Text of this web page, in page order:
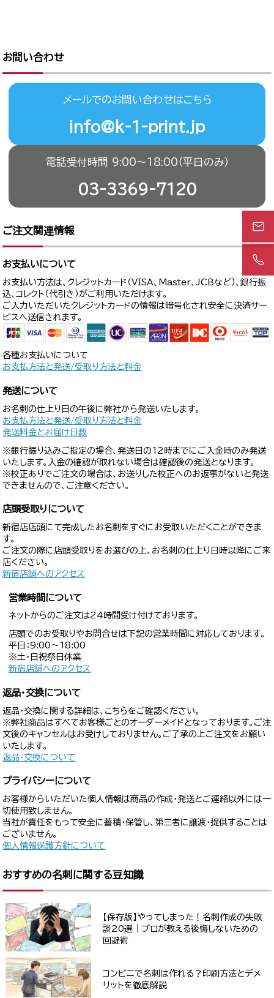
お問い合わせ
メールでのお問い合わせはこちら
info@k-1-print.jp
電話受付時間 9:00〜18:00（平日のみ）
03-3369-7120
ご注文関連情報
お支払いについて
お支払い方法は、クレジットカード（VISA、Master、JCBなど）、銀行振
込、コレクト（代引き）がご利用いただけます。
ご入力いただいたクレジットカードの情報は暗号化され安全に決済サー
ビスへ送信されます。
各種お支払いについて
お支払方法と発送/受取り方法と料金
発送について
お名刺の仕上り日の午後に弊社から発送いたします。
お支払方法と発送/受取り方法と料金
発送料金とお届け日数
※銀行振り込みご指定の場合、発送日の12時までにご入金時のみ発送
いたします。入金の確認が取れない場合は確認後の発送となります。
※校正ありでご注文の場合は、お送りした校正へのお返事がないと発送
できませんので、ご注意ください。
店頭受取りについて
新宿店店頭にて完成したお名刺をすぐにお受取いただくことができま
す。
ご注文の際に店頭受取りをお選びの上、お名刺の仕上り日時以降にご来
店ください。
新宿店舗へのアクセス
営業時間について
ネットからのご注文は24時間受け付けております。
店頭でのお受取りやお問合せは下記の営業時間に対応しております。
平日：9:00〜18:00
※土・日祝祭日休業
新宿店舗へのアクセス
返品・交換について
返品・交換に関する詳細は、こちらをご確認ください。
※弊社商品はすべてお客様ごとのオーダーメイドとなっております。ご注
文後のキャンセルはお受けしておりません。ご了承の上ご注文をお願い
いたします。
返品・交換について
プライバシーについて
お客様からいただいた個人情報は商品の作成・発送とご連絡以外には一
切使用致しません。
当社が責任をもって安全に蓄積・保管し、第三者に譲渡・提供することは
ございません。
個人情報保護方針について
おすすめの名刺に関する豆知識
【保存版】やってしまった！名刺作成の失敗
談20選｜プロが教える後悔しないための
回避術
コンビニで名刺は作れる？印刷方法とデメ
リットを徹底解説